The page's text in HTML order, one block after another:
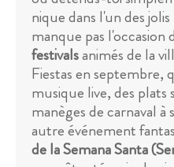
nique dans l'un des
manque pas l'occasion
festivalsanimés de la
Fiestas en septembre,
musique live, des plats
manèges de carnaval
autre événement
de la Semana Santa